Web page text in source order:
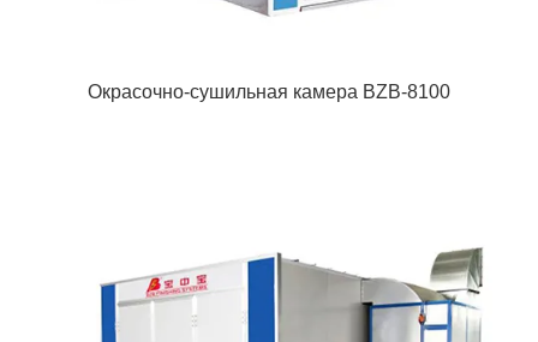
Окрасочно-сушильная камера BZB-8100